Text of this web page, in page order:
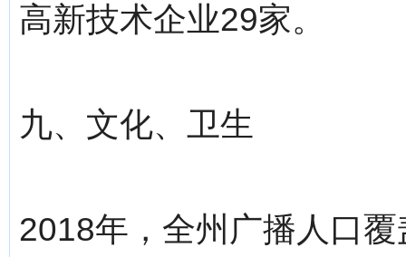
高新技术企业29家。
九、文化、卫生
2018年，全州广播人口